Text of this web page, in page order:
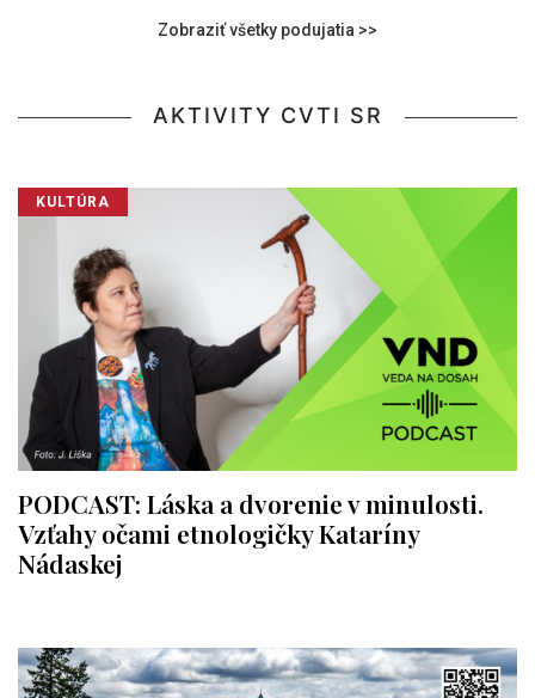
Zobraziť všetky podujatia >>
AKTIVITY CVTI SR
KULTÚRA
PODCAST: Láska a dvorenie v minulosti.
Vzťahy očami etnologičky Kataríny
Nádaskej